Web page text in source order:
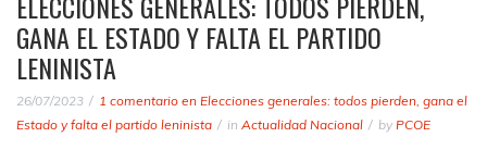
GANA EL ESTADO Y FALTA EL PARTIDO
LENINISTA
26/07/2023 1 comentario en Elecciones generales: todos pierden, gana el
Estado y falta el partido leninista
in Actualidad Nacional by PCOE